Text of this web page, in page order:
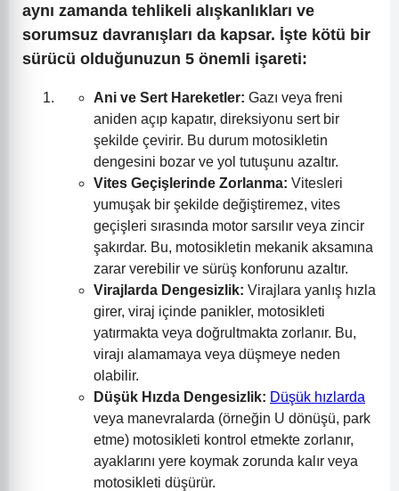
aynı zamanda tehlikeli alışkanlıkları ve
sorumsuz davranışları da kapsar. İşte kötü bir
sürücü olduğunuzun 5 önemli işareti:
Ani ve Sert Hareketler: Gazı veya freni
aniden açıp kapatır, direksiyonu sert bir
şekilde çevirir. Bu durum motosikletin
dengesini bozar ve yol tutuşunu azaltır.
Vites Geçişlerinde Zorlanma: Vitesleri
yumuşak bir şekilde değiştiremez, vites
geçişleri sırasında motor sarsılır veya zincir
şakırdar. Bu, motosikletin mekanik aksamına
zarar verebilir ve sürüş konforunu azaltır.
Virajlarda Dengesizlik: Virajlara yanlış hızla
girer, viraj içinde panikler, motosikleti
yatırmakta veya doğrultmakta zorlanır. Bu,
virajı alamamaya veya düşmeye neden
olabilir.
Düşük Hızda Dengesizlik: Düşük hızlarda
veya manevralarda (örneğin U dönüşü, park
etme) motosikleti kontrol etmekte zorlanır,
ayaklarını yere koymak zorunda kalır veya
motosikleti düşürür.